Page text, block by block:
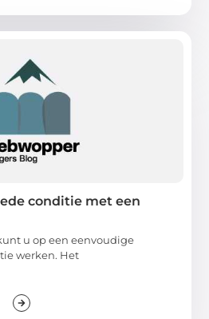
conditie met een
u op een eenvoudige
werken. Het